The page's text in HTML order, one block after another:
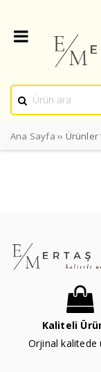
Ana Sayfa ›› Ürünler
Kaliteli
Orjinal kalitede